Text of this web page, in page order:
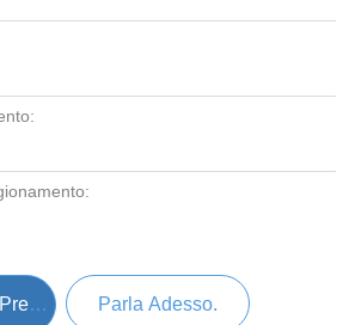
Ottenga Il Migliore Prezzo Parla Adesso.